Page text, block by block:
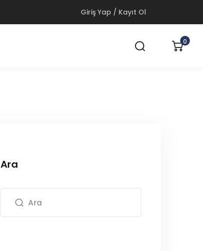
Giriş Yap / Kayıt Ol
0
Ara